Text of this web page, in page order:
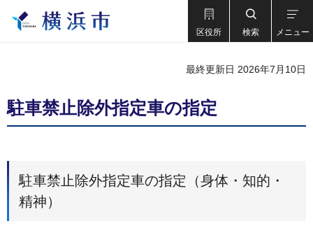
区役所 検索 メニュー
最終更新日 2026年7月10日
駐車禁止除外指定車の指定
駐車禁止除外指定車の指定（身体・知的・
精神）